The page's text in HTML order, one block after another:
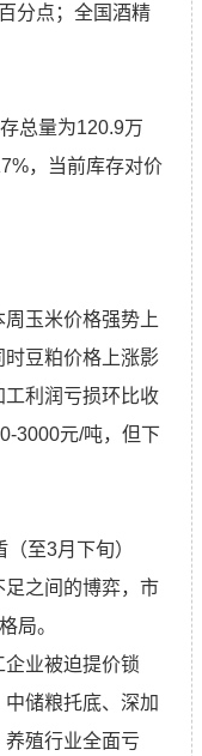
分点；全国酒精
总量为120.9万
，当前库存对价
玉米价格强势上
豆粕价格上涨影
工利润亏损环比收
3000元/吨，但下
至3月下旬）
之间的博弈，市
局。
业被迫提价锁
储粮托底、深加
殖行业全面亏